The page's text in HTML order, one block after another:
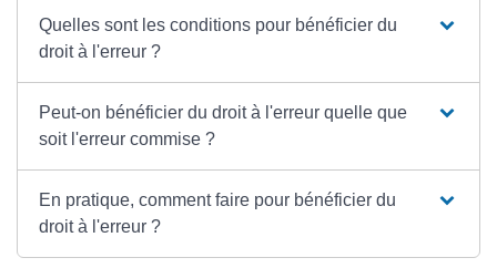
Quelles sont les conditions pour bénéficier du
droit à l'erreur ?
Peut-on bénéficier du droit à l'erreur quelle que
soit l'erreur commise ?
En pratique, comment faire pour bénéficier du
droit à l'erreur ?